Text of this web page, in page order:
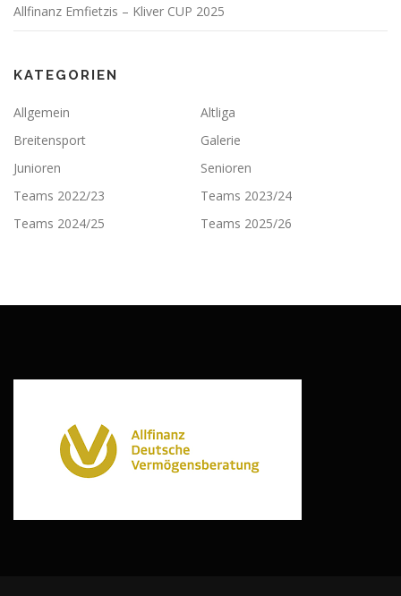
Allfinanz Emfietzis – Kliver CUP 2025
KATEGORIEN
Allgemein
Altliga
Breitensport
Galerie
Junioren
Senioren
Teams 2022/23
Teams 2023/24
Teams 2024/25
Teams 2025/26